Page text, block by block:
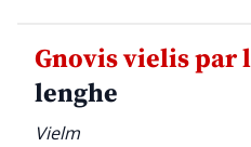
Gnovis vielis par
lenghe
Vielm